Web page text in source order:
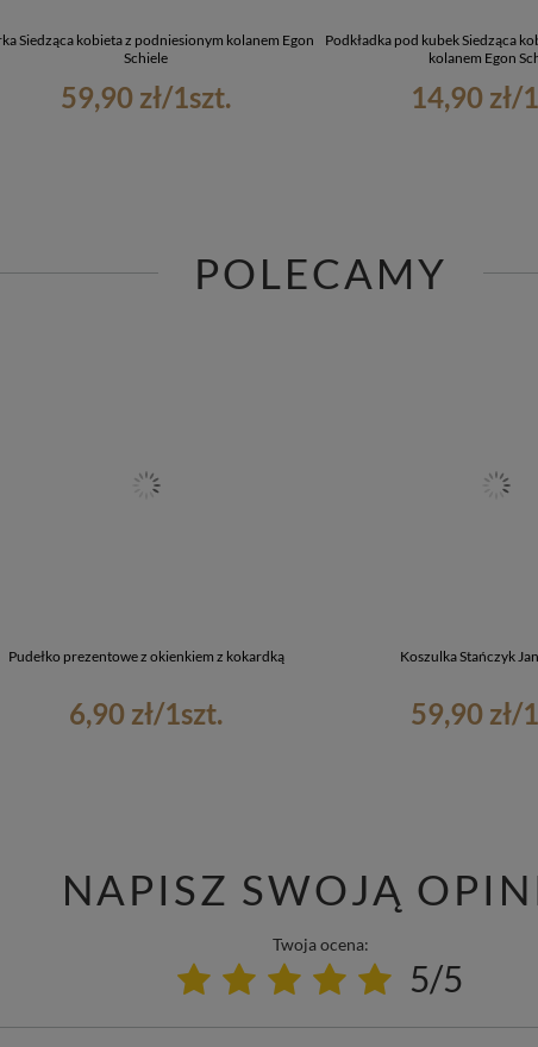
Siedząca kobieta z podniesionym kolanem Egon
Schiele
59,90 zł/1szt.
Podkładka pod kubek Siedząca
kolanem Egon
14,90 zł/1
POLECAMY
Pudełko prezentowe z okienkiem z kokardką
6,90 zł/1szt.
Koszulka Stańczyk
59,90 zł/1
NAPISZ SWOJĄ
Twoja ocena:
5/5